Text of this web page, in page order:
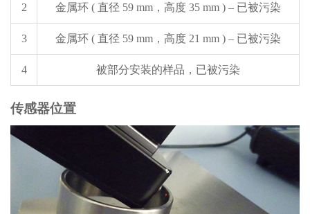
2 金属环 ( 直径 59 mm，高度 35 mm ) – 已被污染
3 金属环 ( 直径 59 mm，高度 21 mm ) – 已被污染
4 被部分安装的样品，已被污染
传感器位置